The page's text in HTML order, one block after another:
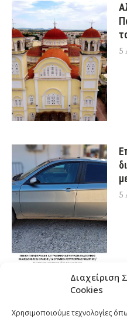
Διαχείριση
Cookies
Χρησιμοποιούμε τεχνολογίες
5
5